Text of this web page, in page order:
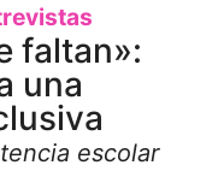
faltan»:
una
escolar